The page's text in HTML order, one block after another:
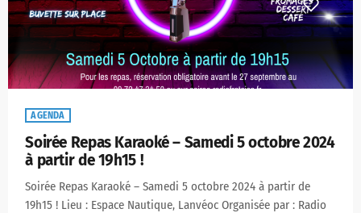
AGENDA
Soirée Repas Karaoké – Samedi 5 octobre 2024
à partir de 19h15 !
Soirée Repas Karaoké – Samedi 5 octobre 2024 à partir de
19h15 ! Lieu : Espace Nautique, Lanvéoc Organisée par : Radio